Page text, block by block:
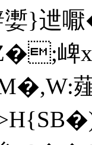
嬱}迣
崥